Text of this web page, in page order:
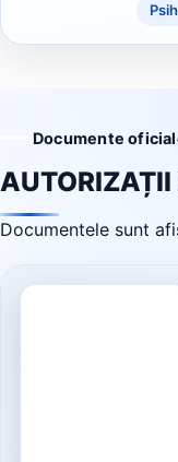
Documente
AUTORIZAȚII
Documentele sunt